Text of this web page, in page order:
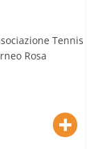
Tennis
Rosa